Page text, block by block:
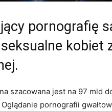
pornografię
kobiet
szacowana jest na 97 mld
Oglądanie pornografii